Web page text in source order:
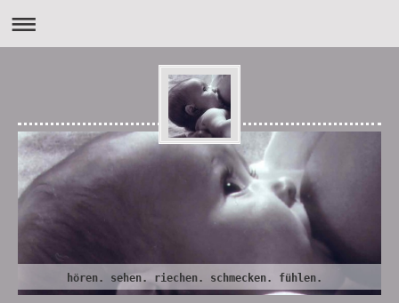
hören. sehen. riechen. schmecken. fühlen.